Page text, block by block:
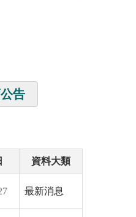
告
資料大類
最新消息